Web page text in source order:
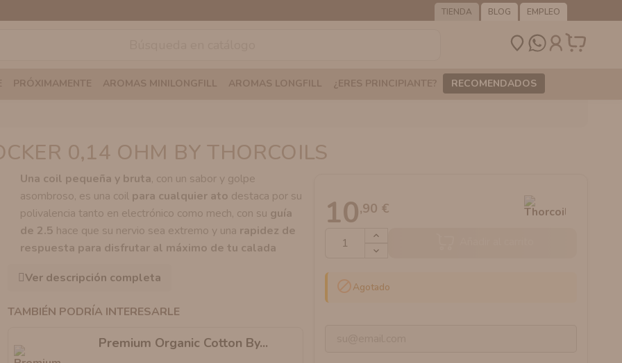
TIENDA BLOG EMPLEO
PRÓXIMAMENTE AROMAS MINILONGFILL AROMAS LONGFILL ¿ERES PRINCIPIANTE? RECOMENDADOS
0,14 OHM BY THORCOILS
Una coil pequeña y bruta, con un sabor y golpe
asombroso, es una coil para cualquier ato destaca por su
polivalencia tanto en electrónico como mech, con su guía
de 2.5 hace que su nervio sea extremo y una rapidez de
respuesta para disfrutar al máximo de tu calada
Ver descripción completa
TAMBIÉN PODRÍA INTERESARLE
Premium Organic Cotton By...
10,90 €
Agotado